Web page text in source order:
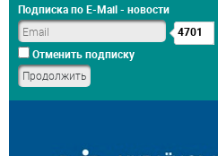
Подписка по E-Mail - новости
4701
Отменить подписку